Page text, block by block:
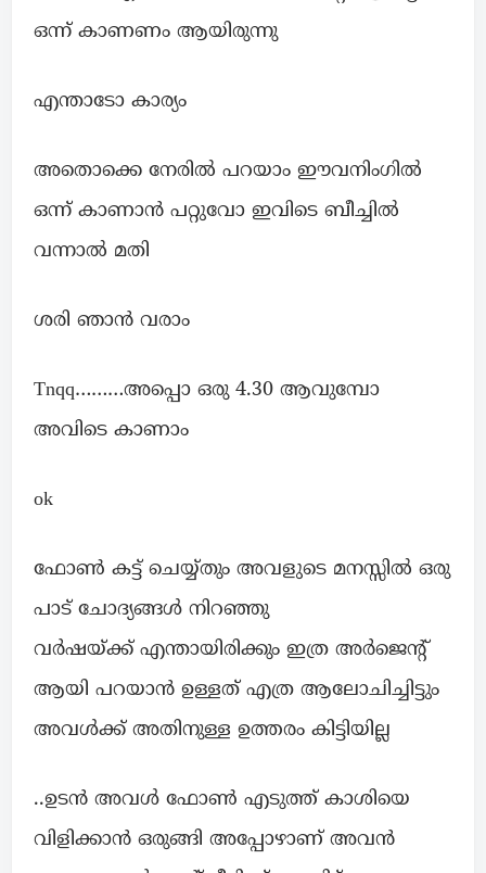
ഒന്ന് കാണണം ആയിരുന്നു
എന്താടോ കാര്യം
അതൊക്കെ നേരിൽ പറയാം ഈവനിംഗിൽ
ഒന്ന് കാണാൻ പറ്റുവോ ഇവിടെ ബീച്ചിൽ
വന്നാൽ മതി
ശരി ഞാൻ വരാം
Tnqq………അപ്പൊ ഒരു 4.30 ആവുമ്പോ
അവിടെ കാണാം
ok
ഫോൺ കട്ട് ചെയ്യ്തും അവളുടെ മനസ്സിൽ ഒരു
പാട് ചോദ്യങ്ങൾ നിറഞ്ഞു
വർഷയ്ക്ക് എന്തായിരിക്കും ഇത്ര അർജെന്റ്
ആയി പറയാൻ ഉള്ളത് എത്ര ആലോചിച്ചിട്ടും
അവൾക്ക് അതിനുള്ള ഉത്തരം കിട്ടിയില്ല
..ഉടൻ അവൾ ഫോൺ എടുത്ത് കാശിയെ
വിളിക്കാൻ ഒരുങ്ങി അപ്പോഴാണ് അവൻ